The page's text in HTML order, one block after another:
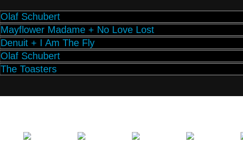
Olaf Schubert
Mayflower Madame + No Love Lost
Denuit + I Am The Fly
Olaf Schubert
The Toasters